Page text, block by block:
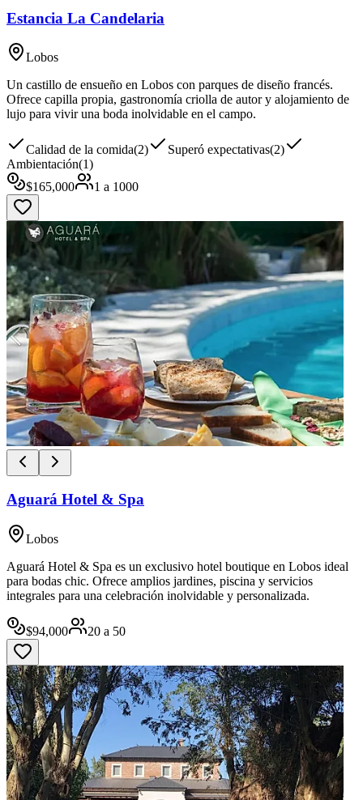
Estancia La Candelaria
Lobos
Un castillo de ensueño en Lobos con parques de diseño francés.
Ofrece capilla propia, gastronomía criolla de autor y alojamiento de
lujo para vivir una boda inolvidable en el campo.
Calidad de la comida(2) Superó expectativas(2)
Ambientación(1)
$165,000 1 a 1000
Aguará Hotel & Spa
Lobos
Aguará Hotel & Spa es un exclusivo hotel boutique en Lobos ideal
para bodas chic. Ofrece amplios jardines, piscina y servicios
integrales para una celebración inolvidable y personalizada.
$94,000 20 a 50